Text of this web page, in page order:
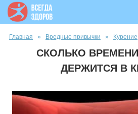
Вы здесь
Главная » Вредные привычки » Курение
СКОЛЬКО
ДЕРЖИТСЯ В